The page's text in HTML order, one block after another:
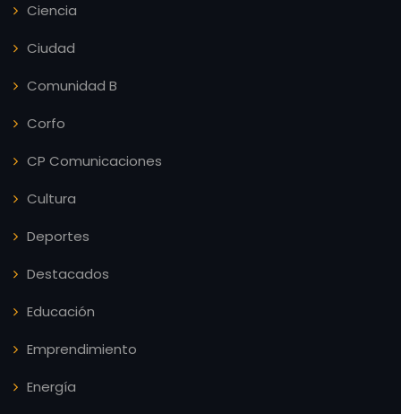
Ciencia
Ciudad
Comunidad B
Corfo
CP Comunicaciones
Cultura
Deportes
Destacados
Educación
Emprendimiento
Energía